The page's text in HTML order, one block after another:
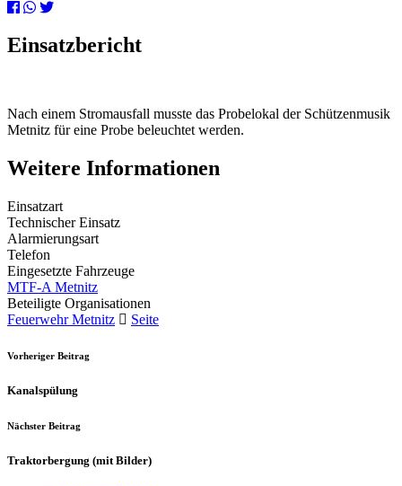
Einsatzbericht
Nach einem Stromausfall musste das Probelokal der Schützenmusik
Metnitz für eine Probe beleuchtet werden.
Weitere Informationen
Einsatzart
Technischer Einsatz
Alarmierungsart
Telefon
Eingesetzte Fahrzeuge
MTF-A Metnitz
Beteiligte Organisationen
Feuerwehr Metnitz
Seite
Vorheriger Beitrag
Kanalspülung
Nächster Beitrag
Traktorbergung (mit Bilder)